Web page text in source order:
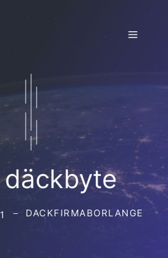
Meny
däckbyte
DACKFIRMABORLANGE